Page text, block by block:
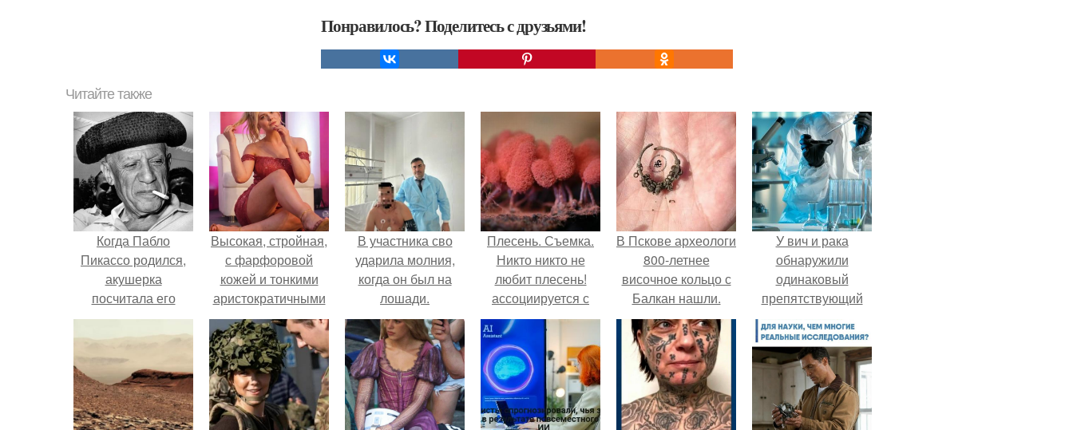
Понравилось? Поделитесь с друзьями!
Читайте также
Когда Пабло
Пикассо родился,
акушерка
посчитала его
мертворожденным.
Высокая, стройная,
с фарфоровой
кожей и тонкими
аристократичными
чертами, эль
выглядит так, будто
сошла с полотна
художника.
В участника сво
ударила молния,
когда он был на
лошади.
Плесень. Съемка.
Никто никто не
любит плесень!
ассоциируется с
грязью,
испорченностью и
болезнью.
В Пскове археологи
800-летнее
височное кольцо с
Балкан нашли.
У вич и рака
обнаружили
одинаковый
препятствующий
лечению механизм.